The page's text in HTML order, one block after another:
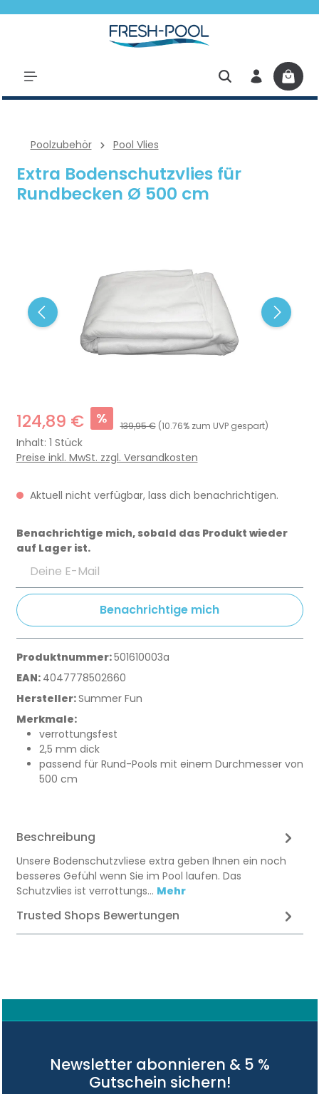
Poolzubehör Pool Vlies
Extra Bodenschutzvlies für
Rundbecken Ø 500 cm
124,89 € % 139,95 € (10.76% zum UVP gespart)
Inhalt: 1 Stück
Preise inkl. MwSt. zzgl. Versandkosten
Aktuell nicht verfügbar, lass dich benachrichtigen.
Benachrichtige mich, sobald das Produkt wieder
auf Lager ist.
Benachrichtige mich
Produktnummer:501610003a
EAN: 4047778502660
Hersteller:Summer Fun
Merkmale:
verrottungsfest
2,5 mm dick
passend für Rund-Pools mit einem Durchmesser von
500 cm
Beschreibung
Unsere Bodenschutzvliese extra geben Ihnen ein noch
besseres Gefühl wenn Sie im Pool laufen. Das
Schutzvlies ist verrottungs… Mehr
Trusted Shops Bewertungen
Newsletter abonnieren & 5 %
Gutschein sichern!